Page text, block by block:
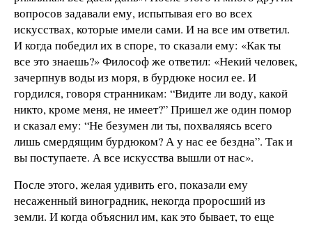
вопросов задавали ему, испытывая его во всех
искусствах, которые имели сами. И на все им ответил.
И когда победил их в споре, то сказали ему: «Как ты
все это знаешь?» Философ же ответил: «Некий человек,
зачерпнув воды из моря, в бурдюке носил ее. И
гордился, говоря странникам: “Видите ли воду, какой
никто, кроме меня, не имеет?” Пришел же один помор
и сказал ему: “Не безумен ли ты, похваляясь всего
лишь смердящим бурдюком? А у нас ее бездна”. Так и
вы поступаете. А все искусства вышли от нас».
После этого, желая удивить его, показали ему
несаженный виноградник, некогда проросший из
земли. И когда объяснил им, как это бывает, то еще